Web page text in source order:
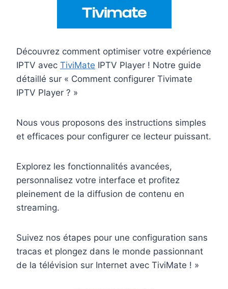
Découvrez comment optimiser votre expérience
IPTV avec TiviMate IPTV Player ! Notre guide
détaillé sur « Comment configurer Tivimate
IPTV Player ? »
Nous vous proposons des instructions simples
et efficaces pour configurer ce lecteur puissant.
Explorez les fonctionnalités avancées,
personnalisez votre interface et profitez
pleinement de la diffusion de contenu en
streaming.
Suivez nos étapes pour une configuration sans
tracas et plongez dans le monde passionnant
de la télévision sur Internet avec TiviMate ! »